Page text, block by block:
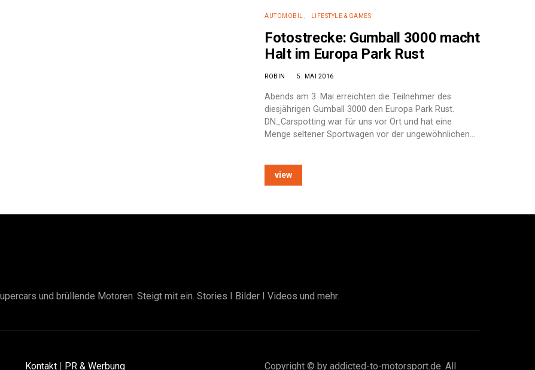
AUTOMOBIL LIFESTYLE & GAMES
Fotostrecke: Gumball 3000 macht
Halt im Europa Park Rust
ROBIN 5. MAI 2016
Abends am 3. Mai erreichten die Teilnehmer des
diesjährigen Gumball 3000 den Europa Park Rust.
DN_Carspotting war für uns vor Ort und hat eine
Menge seltener Sportwagen vor der ungewöhnlichen…
view
und brüllende Motoren. Steigt mit ein. Stories I Bilder I Videos und mehr.
Kontakt | PR & Werbung Copyright © by addicted-to-motorsport.de. All